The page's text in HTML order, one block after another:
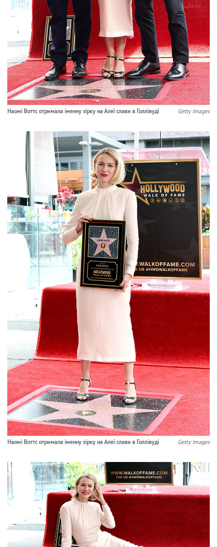
Наомі Воттс отримала іменну зірку на Алеї слави в Голлівуді Getty Images
Наомі Воттс отримала іменну зірку на Алеї слави в Голлівуді Getty Images